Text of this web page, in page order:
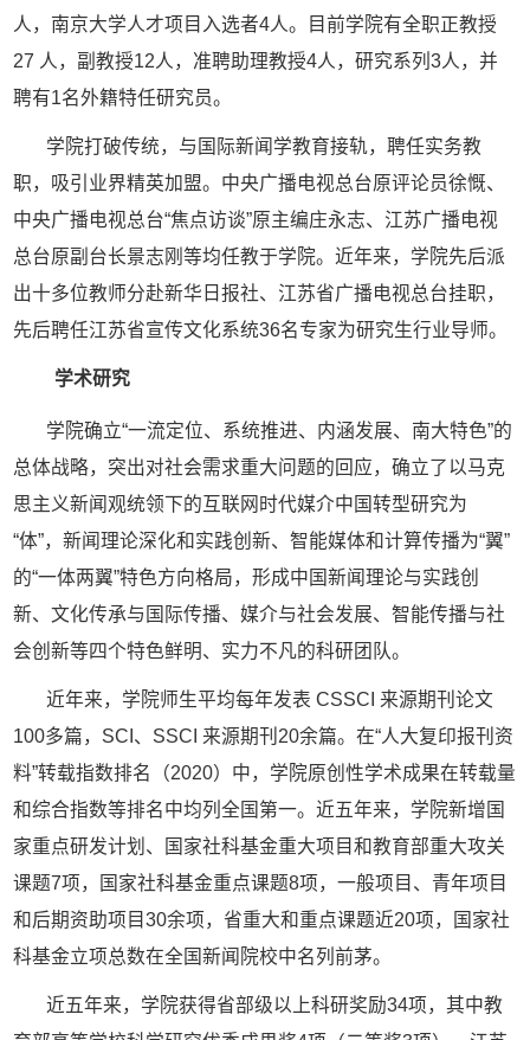
人，南京大学人才项目入选者4人。目前学院有全职正教授
27 人，副教授12人，准聘助理教授4人，研究系列3人，并
聘有1名外籍特任研究员。
学院打破传统，与国际新闻学教育接轨，聘任实务教
职，吸引业界精英加盟。中央广播电视总台原评论员徐慨、
中央广播电视总台“焦点访谈”原主编庄永志、江苏广播电视
总台原副台长景志刚等均任教于学院。近年来，学院先后派
出十多位教师分赴新华日报社、江苏省广播电视总台挂职，
先后聘任江苏省宣传文化系统36名专家为研究生行业导师。
学术研究
学院确立“一流定位、系统推进、内涵发展、南大特色”的
总体战略，突出对社会需求重大问题的回应，确立了以马克
思主义新闻观统领下的互联网时代媒介中国转型研究为
“体”，新闻理论深化和实践创新、智能媒体和计算传播为“翼”
的“一体两翼”特色方向格局，形成中国新闻理论与实践创
新、文化传承与国际传播、媒介与社会发展、智能传播与社
会创新等四个特色鲜明、实力不凡的科研团队。
近年来，学院师生平均每年发表 CSSCI 来源期刊论文
100多篇，SCI、SSCI 来源期刊20余篇。在“人大复印报刊资
料”转载指数排名（2020）中，学院原创性学术成果在转载量
和综合指数等排名中均列全国第一。近五年来，学院新增国
家重点研发计划、国家社科基金重大项目和教育部重大攻关
课题7项，国家社科基金重点课题8项，一般项目、青年项目
和后期资助项目30余项，省重大和重点课题近20项，国家社
科基金立项总数在全国新闻院校中名列前茅。
近五年来，学院获得省部级以上科研奖励34项，其中教